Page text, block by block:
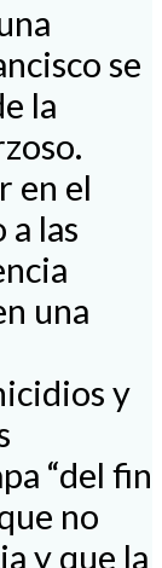
se
la
en el
las
una
y
“del fin
no
y que la